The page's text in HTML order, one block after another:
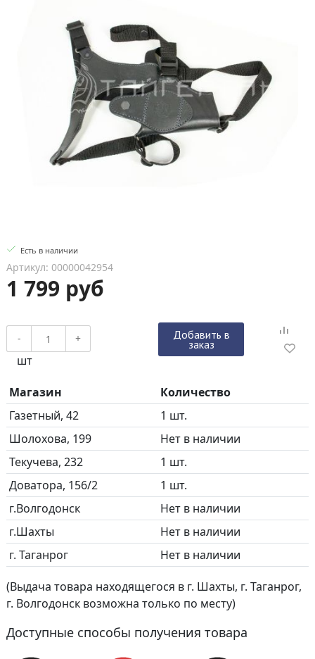
Есть в наличии
Артикул: 00000042954
1 799 руб
- +
шт
Добавить в
заказ
Магазин
Количество
Газетный, 42
1 шт.
Шолохова, 199
Нет в наличии
Текучева, 232
1 шт.
Доватора, 156/2
1 шт.
г.Волгодонск
Нет в наличии
г.Шахты
Нет в наличии
г. Таганрог
Нет в наличии
(Выдача товара находящегося в г. Шахты, г. Таганрог,
г. Волгодонск возможна только по месту)
Доступные способы получения товара